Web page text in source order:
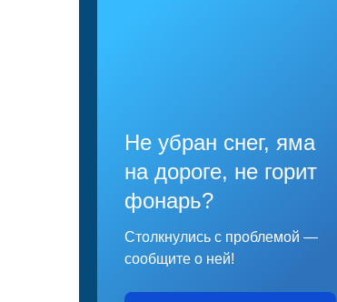
Не убран снег, яма
на дороге, не горит
фонарь?
Столкнулись с проблемой —
сообщите о ней!